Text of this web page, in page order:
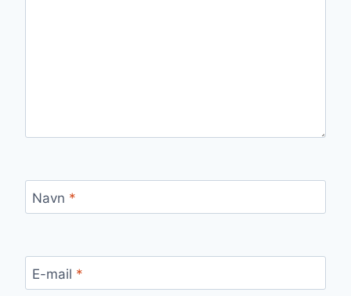
Navn *
E-mail *